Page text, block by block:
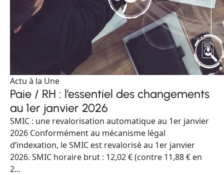
Actu à la Une
Paie / RH : l’essentiel des changements
au 1er janvier 2026
SMIC : une revalorisation automatique au 1er janvier
2026 Conformément au mécanisme légal
d’indexation, le SMIC est revalorisé au 1er janvier
2026. SMIC horaire brut : 12,02 € (contre 11,88 € en
2...